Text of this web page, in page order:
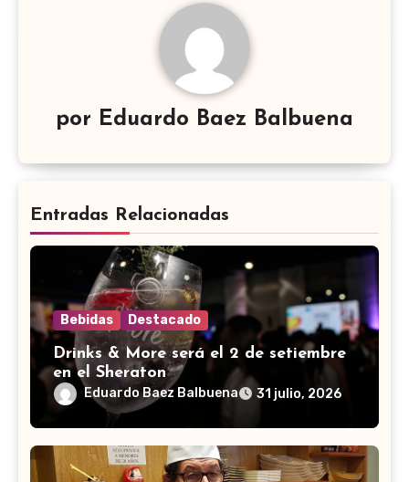
por Eduardo Baez Balbuena
Entradas Relacionadas
Bebidas Destacado
Drinks & More será el 2 de setiembre
en el Sheraton
Eduardo Baez Balbuena 31 julio, 2026